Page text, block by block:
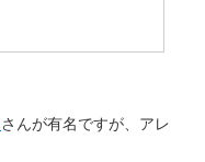
さんが有名ですが、アレ